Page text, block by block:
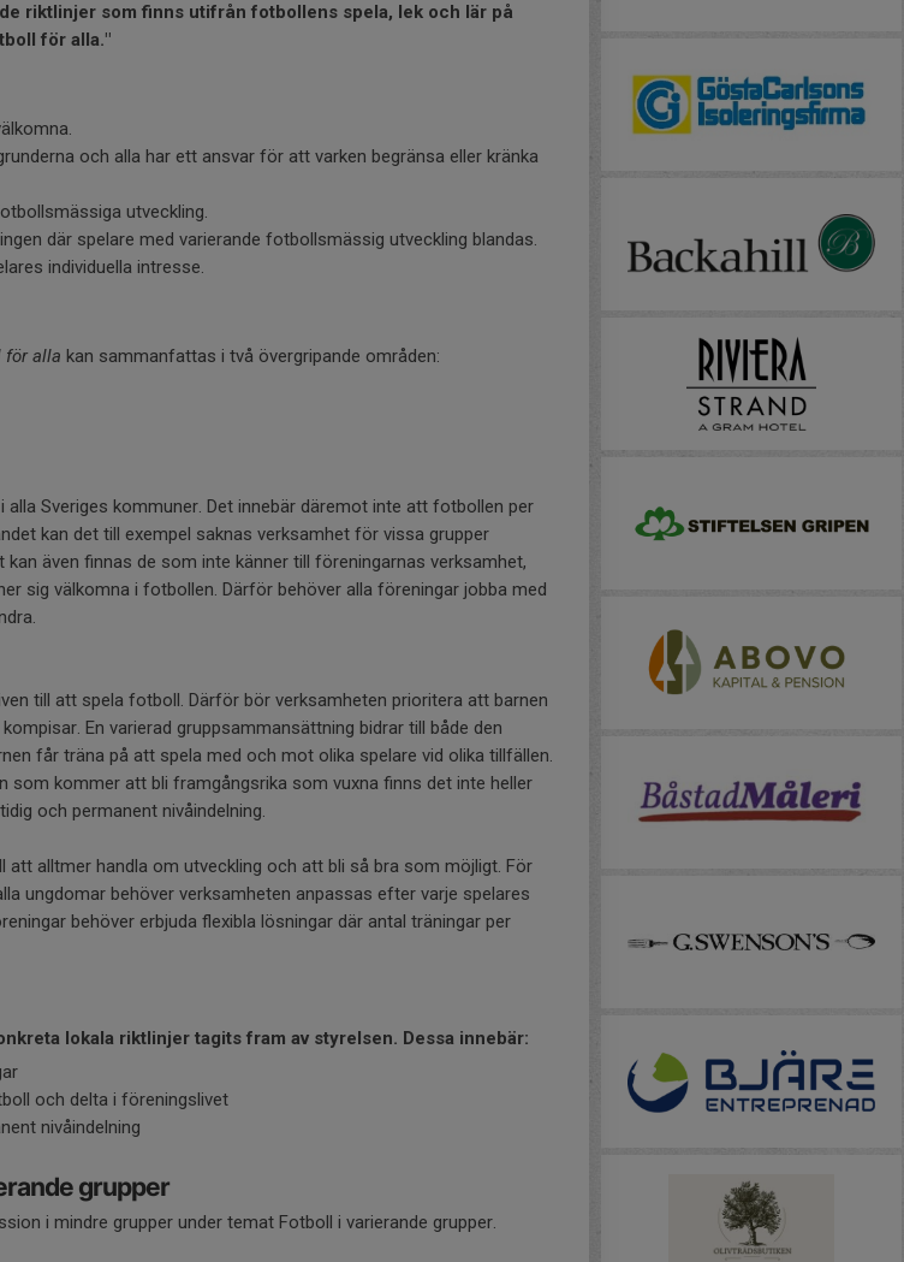
riktlinjer som finns utifrån fotbollens spela, lek och lär på
för alla."
och alla har ett ansvar för att varken begränsa eller kränka
utveckling.
där spelare med varierande fotbollsmässig utveckling blandas.
individuella intresse.
för alla kan sammanfattas i två övergripande områden:
Sveriges kommuner. Det innebär däremot inte att fotbollen per
kan det till exempel saknas verksamhet för vissa grupper
även finnas de som inte känner till föreningarnas verksamhet,
sig välkomna i fotbollen. Därför behöver alla föreningar jobba med
till att spela fotboll. Därför bör verksamheten prioritera att barnen
En varierad gruppsammansättning bidrar till både den
får träna på att spela med och mot olika spelare vid olika tillfällen.
som kommer att bli framgångsrika som vuxna finns det inte heller
och permanent nivåindelning.
alltmer handla om utveckling och att bli så bra som möjligt. För
ungdomar behöver verksamheten anpassas efter varje spelares
behöver erbjuda flexibla lösningar där antal träningar per
lokala riktlinjer tagits fram av styrelsen. Dessa innebär:
och delta i föreningslivet
nivåindelning
grupper
i mindre grupper under temat Fotboll i varierande grupper.